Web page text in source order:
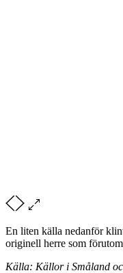
En liten källa nedanför
originell herre som
Källa: Källor i Småland